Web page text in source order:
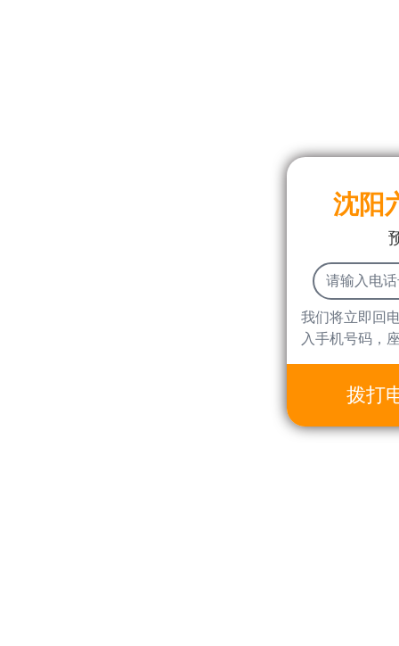
沈阳
我们将立即回
入手机号码，
拨打